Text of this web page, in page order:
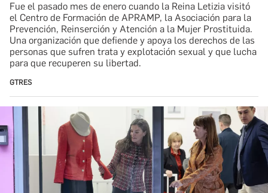
Fue el pasado mes de enero cuando la Reina Letizia visitó
el Centro de Formación de APRAMP, la Asociación para la
Prevención, Reinserción y Atención a la Mujer Prostituida.
Una organización que defiende y apoya los derechos de las
personas que sufren trata y explotación sexual y que lucha
para que recuperen su libertad.
GTRES